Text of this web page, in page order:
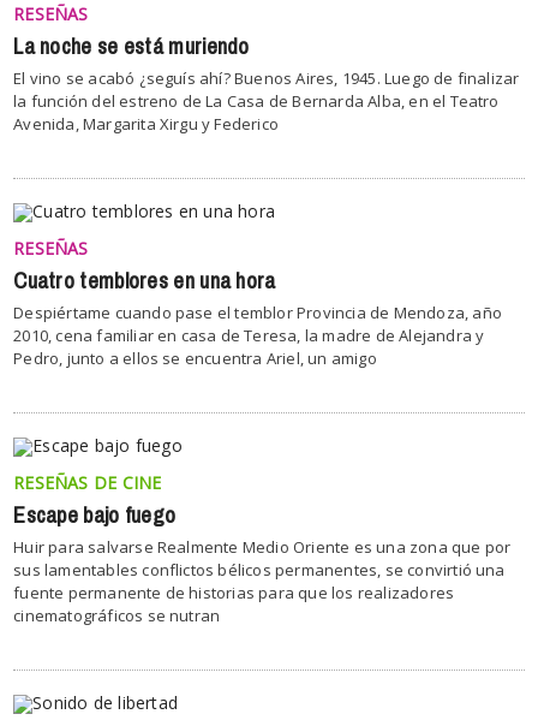
RESEÑAS
La noche se está muriendo
El vino se acabó ¿seguís ahí? Buenos Aires, 1945. Luego de finalizar
la función del estreno de La Casa de Bernarda Alba, en el Teatro
Avenida, Margarita Xirgu y Federico
RESEÑAS
Cuatro temblores en una hora
Despiértame cuando pase el temblor Provincia de Mendoza, año
2010, cena familiar en casa de Teresa, la madre de Alejandra y
Pedro, junto a ellos se encuentra Ariel, un amigo
RESEÑAS DE CINE
Escape bajo fuego
Huir para salvarse Realmente Medio Oriente es una zona que por
sus lamentables conflictos bélicos permanentes, se convirtió una
fuente permanente de historias para que los realizadores
cinematográficos se nutran